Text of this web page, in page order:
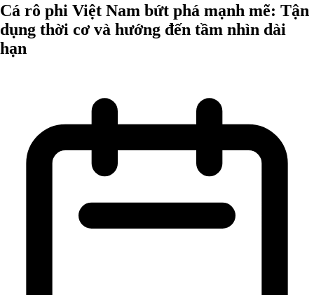
Cá rô phi Việt Nam bứt phá mạnh mẽ: Tận
dụng thời cơ và hướng đến tầm nhìn dài
hạn